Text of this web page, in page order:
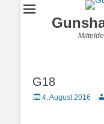
G18
4. August 2016